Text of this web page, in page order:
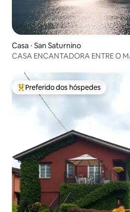
Casa ⋅ San Saturnino
CASA ENCANTADORA ENTRE O
Entre os melhores preferidos dos
Preferido dos hóspedes